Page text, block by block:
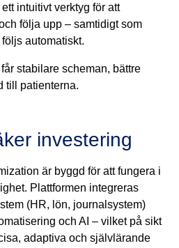
ett intuitivt verktyg för att
följa upp – samtidigt som
automatiskt.
får stabilare scheman, bättre
till patienterna.
investering
är byggd för att fungera i
Plattformen integreras
(HR, lön, journalsystem)
och AI – vilket på sikt
adaptiva och självlärande